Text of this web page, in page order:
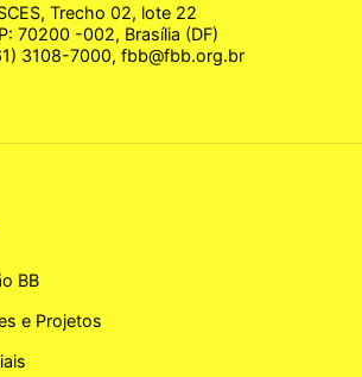
Trecho 02, lote 22
70200 -002, Brasília (DF)
3108-7000, fbb@fbb.org.br
BB
e Projetos